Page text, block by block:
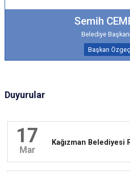
Semih
Belediye
Başkan
Duyurular
17
Mar
Kağızman Belediyesi